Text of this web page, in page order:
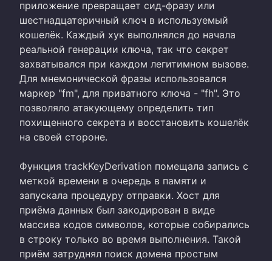
приложение превращает сид-фразу или
шестнадцатеричный ключ в используемый
кошелёк. Каждый хук выполнялся до начала
реальной генерации ключа, так что секрет
захватывался при каждом легитимном вызове.
Для мнемонической фразы использовался
маркер "fm", для приватного ключа - "fh". Это
позволяло атакующему определить тип
похищенного секрета и восстановить кошелёк
на своей стороне.
Функция trackKeyDerivation помещала запись с
меткой времени в очередь в памяти и
запускала процедуру отправки. Хост для
приёма данных был закодирован в виде
массива кодов символов, которые собирались
в строку только во время выполнения. Такой
приём затруднял поиск домена простым